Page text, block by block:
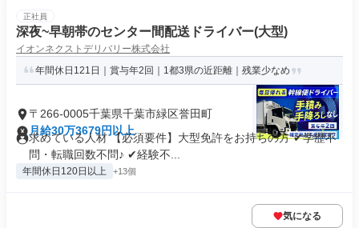
正社員
深夜~早朝帯のセンター間配送ドライバー(大型)
イオンネクストデリバリー株式会社
年間休日121日｜賞与年2回｜1都3県の近距離｜残業少なめ
〒266-0005千葉県千葉市緑区誉田町
月給30万3679円以上
求めている人材 【必須要件】大型免許をお持ちの方 ✔学歴不
問・転職回数不問♪ ✔経験不...
年間休日120日以上 +13個
気になる